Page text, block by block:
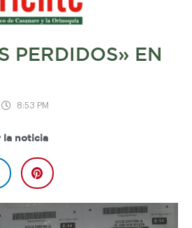
PERDIDOS» EN
8:53 PM
la noticia